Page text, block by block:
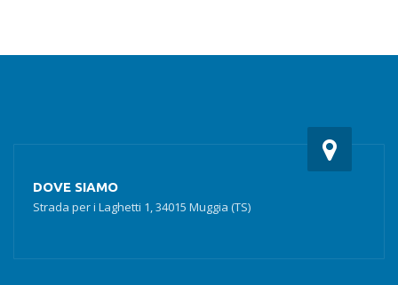
DOVE SIAMO
Strada per i Laghetti 1, 34015 Muggia (TS)